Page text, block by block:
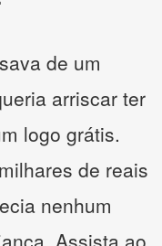
de um
arriscar ter
logo grátis.
de reais
nenhum